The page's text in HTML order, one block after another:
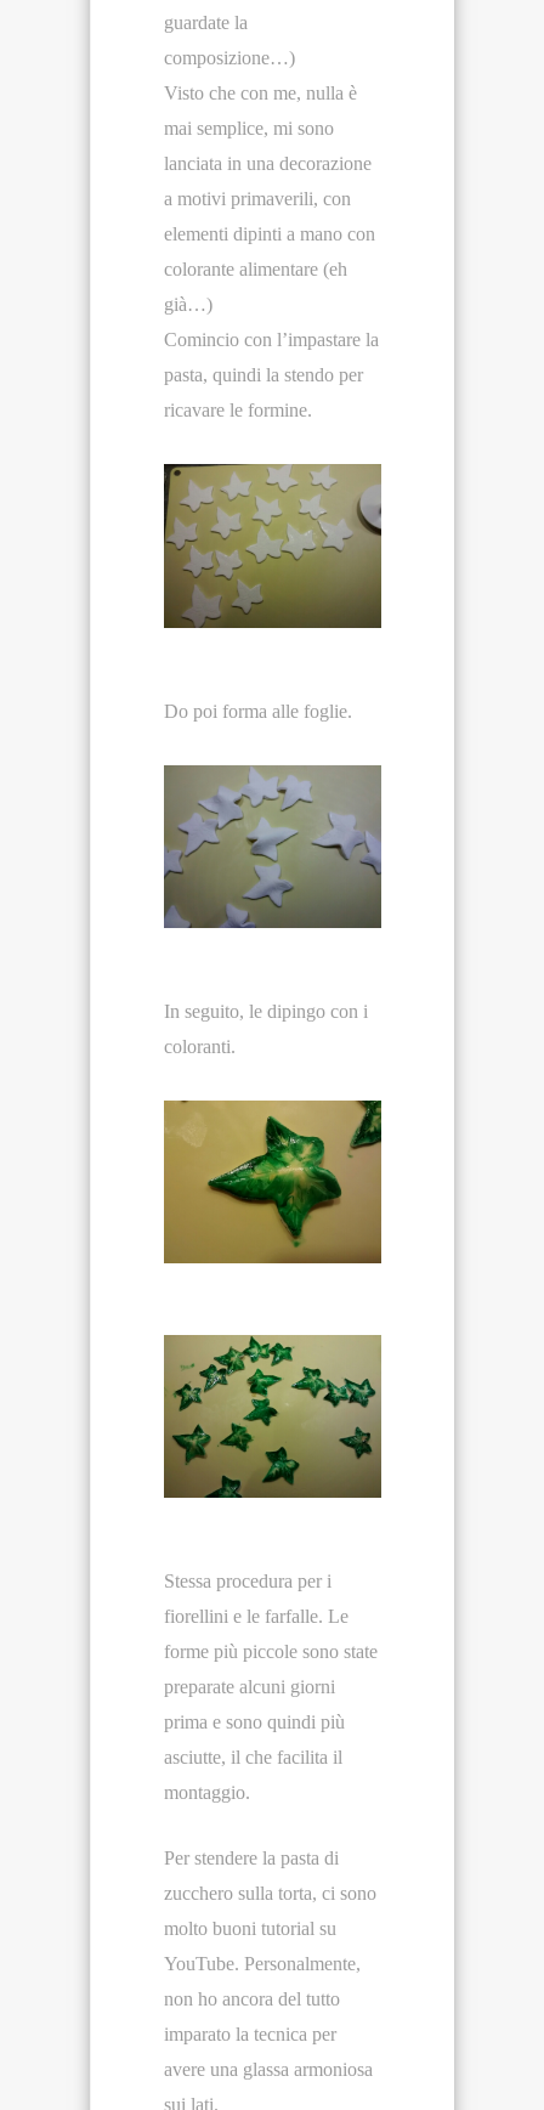
guardate la
composizione…)
Visto che con me, nulla è
mai semplice, mi sono
lanciata in una decorazione
a motivi primaverili, con
elementi dipinti a mano con
colorante alimentare (eh
già…)
Comincio con l’impastare la
pasta, quindi la stendo per
ricavare le formine.
Do poi forma alle foglie.
In seguito, le dipingo con i
coloranti.
Stessa procedura per i
fiorellini e le farfalle. Le
forme più piccole sono state
preparate alcuni giorni
prima e sono quindi più
asciutte, il che facilita il
montaggio.
Per stendere la pasta di
zucchero sulla torta, ci sono
molto buoni tutorial su
YouTube. Personalmente,
non ho ancora del tutto
imparato la tecnica per
avere una glassa armoniosa
sui lati.